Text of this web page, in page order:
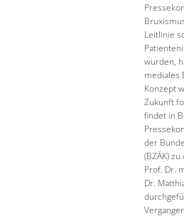
Leitlinie
wurden,
mediales
Konzept
Zukunft
findet in
der
(BZÄK)
Prof. Dr.
Dr.